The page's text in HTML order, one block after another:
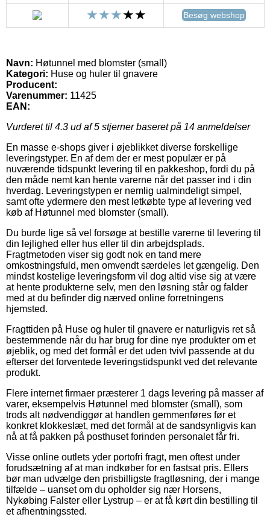
Besøg webshop
Navn: Høtunnel med blomster (small)
Kategori: Huse og huler til gnavere
Producent:
Varenummer: 11425
EAN:
Vurderet til 4.3 ud af 5 stjerner baseret på 14 anmeldelser
En masse e-shops giver i øjeblikket diverse forskellige
leveringstyper. En af dem der er mest populær er på
nuværende tidspunkt levering til en pakkeshop, fordi du på
den måde nemt kan hente varerne når det passer ind i din
hverdag. Leveringstypen er nemlig ualmindeligt simpel,
samt ofte ydermere den mest letkøbte type af levering ved
køb af Høtunnel med blomster (small).
Du burde lige så vel forsøge at bestille varerne til levering til
din lejlighed eller hus eller til din arbejdsplads.
Fragtmetoden viser sig godt nok en tand mere
omkostningsfuld, men omvendt særdeles let gængelig. Den
mindst kostelige leveringsform vil dog altid vise sig at være
at hente produkterne selv, men den løsning står og falder
med at du befinder dig nærved online forretningens
hjemsted.
Fragttiden på Huse og huler til gnavere er naturligvis ret så
bestemmende når du har brug for dine nye produkter om et
øjeblik, og med det formål er det uden tvivl passende at du
efterser det forventede leveringstidspunkt ved det relevante
produkt.
Flere internet firmaer præsterer 1 dags levering på masser af
varer, eksempelvis Høtunnel med blomster (small), som
trods alt nødvendiggør at handlen gemmenføres før et
konkret klokkeslæt, med det formål at de sandsynligvis kan
nå at få pakken på posthuset forinden personalet får fri.
Visse online outlets yder portofri fragt, men oftest under
forudsætning af at man indkøber for en fastsat pris. Ellers
bør man udvælge den prisbilligste fragtløsning, der i mange
tilfælde – uanset om du opholder sig nær Horsens,
Nykøbing Falster eller Lystrup – er at få kørt din bestilling til
et afhentningssted.